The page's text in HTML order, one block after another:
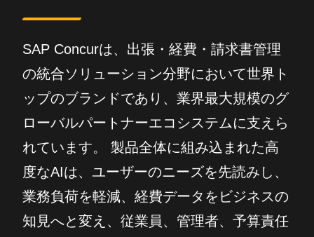
SAP Concurは、出張・経費・請求書管理
の統合ソリューション分野において世界ト
ップのブランドであり、業界最大規模のグ
ローバルパートナーエコシステムに支えら
れています。 製品全体に組み込まれた高
度なAIは、ユーザーのニーズを先読みし、
業務負荷を軽減、経費データをビジネスの
知見へと変え、従業員、管理者、予算責任